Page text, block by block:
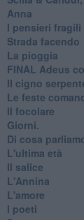
Anna
I pensieri fragili
Strada facendo
La pioggia
FINAL Adeus
Il cigno
Le feste
Il focolare
Giorni.
Di cosa
L'ultima età
Il salice
L'Annina
L'amore
I poeti